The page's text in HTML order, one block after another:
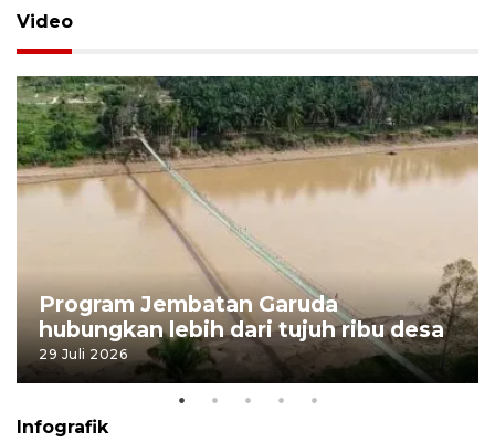
Video
Program Jembatan Garuda
hubungkan lebih dari tujuh ribu desa
29 Juli 2026
Infografik